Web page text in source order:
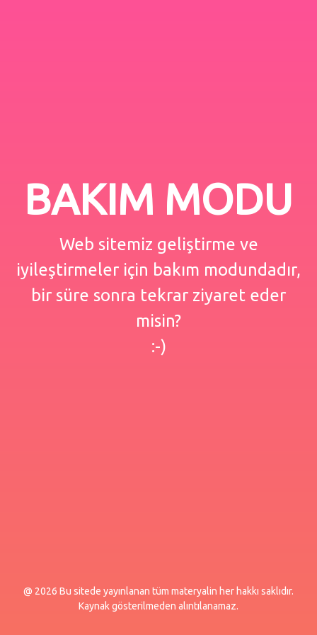
BAKIM MODU
Web sitemiz geliştirme ve
iyileştirmeler için bakım modundadır,
bir süre sonra tekrar ziyaret eder
misin?
:-)
@ 2026 Bu sitede yayınlanan tüm materyalin her hakkı saklıdır.
Kaynak gösterilmeden alıntılanamaz.